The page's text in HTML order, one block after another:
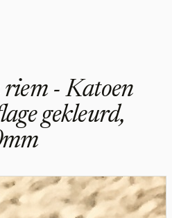
- Katoen
gekleurd,